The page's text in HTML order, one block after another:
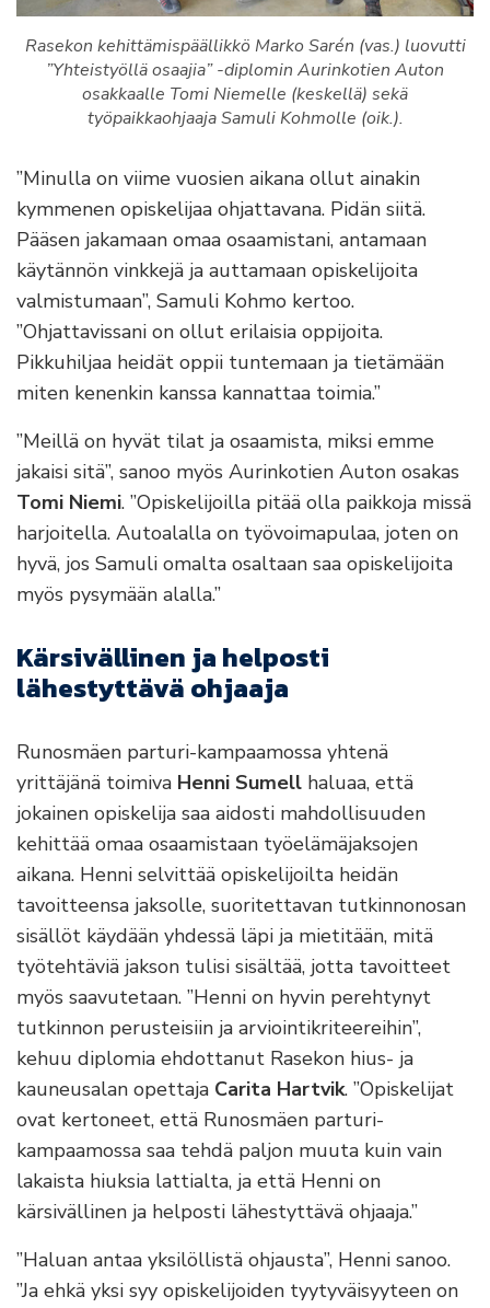
Rasekon kehittämispäällikkö Marko Sarén (vas.) luovutti
”Yhteistyöllä osaajia” -diplomin Aurinkotien Auton
osakkaalle Tomi Niemelle (keskellä) sekä
työpaikkaohjaaja Samuli Kohmolle (oik.).
”Minulla on viime vuosien aikana ollut ainakin
kymmenen opiskelijaa ohjattavana. Pidän siitä.
Pääsen jakamaan omaa osaamistani, antamaan
käytännön vinkkejä ja auttamaan opiskelijoita
valmistumaan”, Samuli Kohmo kertoo.
”Ohjattavissani on ollut erilaisia oppijoita.
Pikkuhiljaa heidät oppii tuntemaan ja tietämään
miten kenenkin kanssa kannattaa toimia.”
”Meillä on hyvät tilat ja osaamista, miksi emme
jakaisi sitä”, sanoo myös Aurinkotien Auton osakas
Tomi Niemi. ”Opiskelijoilla pitää olla paikkoja missä
harjoitella. Autoalalla on työvoimapulaa, joten on
hyvä, jos Samuli omalta osaltaan saa opiskelijoita
myös pysymään alalla.”
Kärsivällinen ja helposti
lähestyttävä ohjaaja
Runosmäen parturi-kampaamossa yhtenä
yrittäjänä toimiva Henni Sumell haluaa, että
jokainen opiskelija saa aidosti mahdollisuuden
kehittää omaa osaamistaan työelämäjaksojen
aikana. Henni selvittää opiskelijoilta heidän
tavoitteensa jaksolle, suoritettavan tutkinnonosan
sisällöt käydään yhdessä läpi ja mietitään, mitä
työtehtäviä jakson tulisi sisältää, jotta tavoitteet
myös saavutetaan. ”Henni on hyvin perehtynyt
tutkinnon perusteisiin ja arviointikriteereihin”,
kehuu diplomia ehdottanut Rasekon hius- ja
kauneusalan opettaja Carita Hartvik. ”Opiskelijat
ovat kertoneet, että Runosmäen parturi-
kampaamossa saa tehdä paljon muuta kuin vain
lakaista hiuksia lattialta, ja että Henni on
kärsivällinen ja helposti lähestyttävä ohjaaja.”
”Haluan antaa yksilöllistä ohjausta”, Henni sanoo.
”Ja ehkä yksi syy opiskelijoiden tyytyväisyyteen on